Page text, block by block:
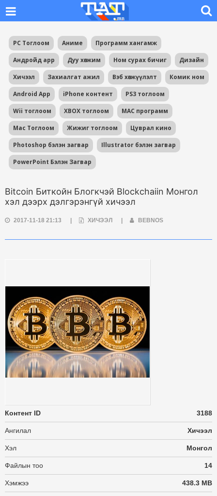
PC Тоглоом Аниме Программ хангамж
Андройд app Дуу хөгжим Ном сурах бичиг Дизайн
Хичээл Захиалгат ажил Вэб хөгжүүлэлт Комик ном
Android App iPhone контент PS3 тоглоом
Wii тоглоом XBOX тоглоом MAC программ
Mac Тоглоом Жижиг тоглоом Цуврал кино
Photoshop бэлэн загвар Illustrator бэлэн загвар
PowerPoint Бэлэн Загвар
Bitcoin Биткойн Блогкчэй Blockchaiin Монгол
хэл дээрх дэлгэрэнгүй хичээл
2017-11-18 21:13 ХИЧЭЭЛ BEBNOS
Контент ID 3188
Ангилал Хичээл
Хэл Монгол
Файлын тоо 14
Хэмжээ 438.3 MB